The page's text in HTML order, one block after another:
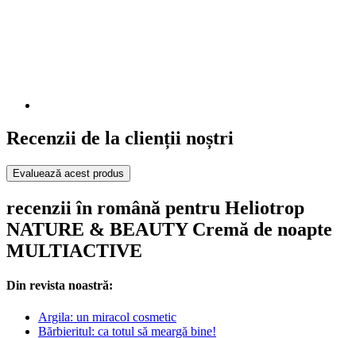
Recenzii de la clienții noștri
Evaluează acest produs
recenzii în română pentru Heliotrop
NATURE & BEAUTY Cremă de noapte
MULTIACTIVE
Din revista noastră:
Argila: un miracol cosmetic
Bărbieritul: ca totul să meargă bine!